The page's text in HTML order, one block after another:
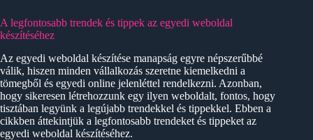
A legfontosabb trendek és tippek az egyedi weboldal
készítéséhez
Az egyedi weboldal készítése manapság egyre népszerűbbé
válik, hiszen minden vállalkozás szeretne kiemelkedni a
tömegből és egyedi online jelenléttel rendelkezni. Azonban,
hogy sikeresen létrehozzunk egy ilyen weboldalt, fontos, hogy
tisztában legyünk a legújabb trendekkel és tippekkel. Ebben a
cikkben áttekintjük a legfontosabb trendeket és tippeket az
egyedi weboldal készítéséhez.